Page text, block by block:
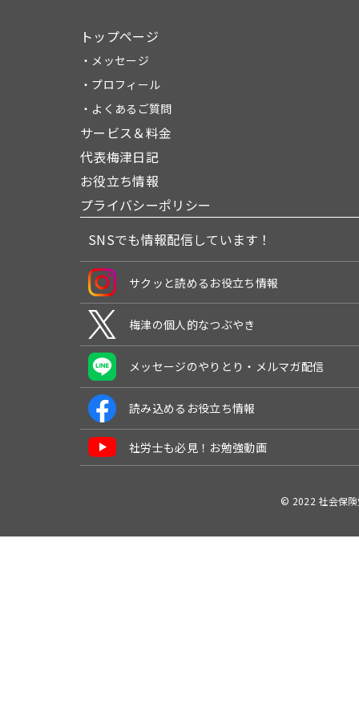
トップページ
・メッセージ
・プロフィール
・よくあるご質問
サービス＆料金
代表梅津日記
お役立ち情報
プライバシーポリシー
SNSでも情報配信しています！
サクッと読めるお役立ち情報
梅津の個人的なつぶやき
メッセージのやりとり・メルマガ配信
読み込めるお役立ち情報
社労士も必見！お勉強動画
© 2022 社会保